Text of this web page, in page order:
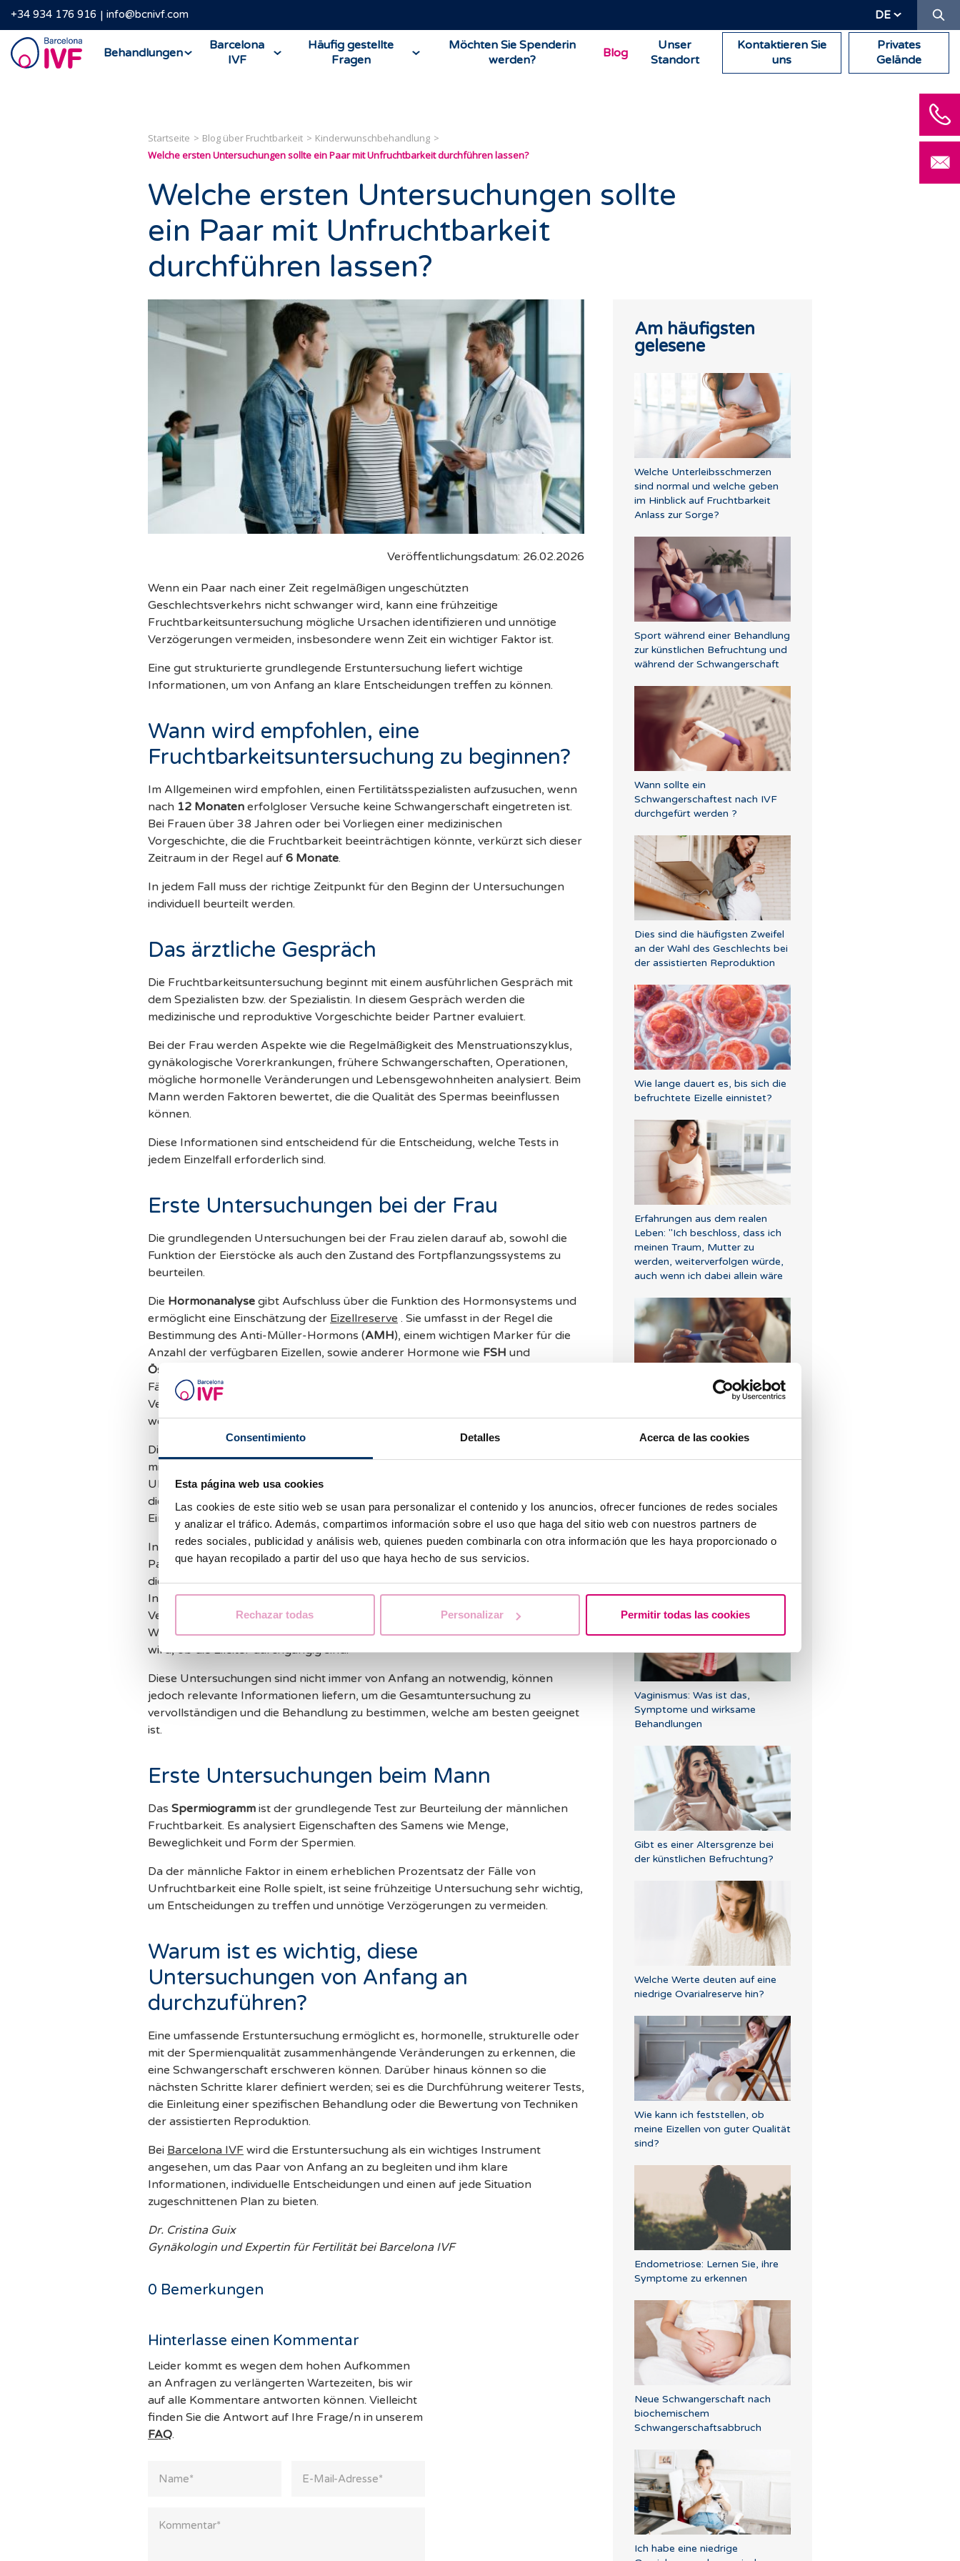
Consentimiento Detalles Acerca de las cookies
Esta página web usa cookies
Las cookies de este sitio web se usan para personalizar el contenido y los anuncios, ofrecer funciones de redes sociales
y analizar el tráfico. Además, compartimos información sobre el uso que haga del sitio web con nuestros partners de
redes sociales, publicidad y análisis web, quienes pueden combinarla con otra información que les haya proporcionado o
que hayan recopilado a partir del uso que haya hecho de sus servicios.
Rechazar todas Personalizar Permitir todas las cookies
+34 934 176 916 info@bcnivf.com DE
Barcelona
IVF
Behandlungen
Barcelona
IVF
Häufig gestellte
Fragen
Möchten Sie Spenderin
werden?
Blog
Unser
Standort
Kontaktieren Sie
uns
Privates
Gelände
Startseite Blog über Fruchtbarkeit
Kinderwunschbehandlung
Welche ersten Untersuchungen sollte ein Paar mit Unfruchtbarkeit durchführen lassen?
Welche ersten Untersuchungen sollte
ein Paar mit Unfruchtbarkeit
durchführen lassen?
Veröffentlichungsdatum: 26.02.2026
Wenn ein Paar nach einer Zeit regelmäßigen ungeschützten
Geschlechtsverkehrs nicht schwanger wird, kann eine frühzeitige
Fruchtbarkeitsuntersuchung mögliche Ursachen identifizieren und unnötige
Verzögerungen vermeiden, insbesondere wenn Zeit ein wichtiger Faktor ist.
Eine gut strukturierte grundlegende Erstuntersuchung liefert wichtige
Informationen, um von Anfang an klare Entscheidungen treffen zu können.
Wann wird empfohlen, eine
Fruchtbarkeitsuntersuchung zu beginnen?
Im Allgemeinen wird empfohlen, einen Fertilitätsspezialisten aufzusuchen, wenn
nach 12 Monaten erfolgloser Versuche keine Schwangerschaft eingetreten ist.
Bei Frauen über 38 Jahren oder bei Vorliegen einer medizinischen
Vorgeschichte, die die Fruchtbarkeit beeinträchtigen könnte, verkürzt sich dieser
Zeitraum in der Regel auf 6 Monate.
In jedem Fall muss der richtige Zeitpunkt für den Beginn der Untersuchungen
individuell beurteilt werden.
Das ärztliche Gespräch
Die Fruchtbarkeitsuntersuchung beginnt mit einem ausführlichen Gespräch mit
dem Spezialisten bzw. der Spezialistin. In diesem Gespräch werden die
medizinische und reproduktive Vorgeschichte beider Partner evaluiert.
Bei der Frau werden Aspekte wie die Regelmäßigkeit des Menstruationszyklus,
gynäkologische Vorerkrankungen, frühere Schwangerschaften, Operationen,
mögliche hormonelle Veränderungen und Lebensgewohnheiten analysiert. Beim
Mann werden Faktoren bewertet, die die Qualität des Spermas beeinflussen
können.
Diese Informationen sind entscheidend für die Entscheidung, welche Tests in
jedem Einzelfall erforderlich sind.
Erste Untersuchungen bei der Frau
Die grundlegenden Untersuchungen bei der Frau zielen darauf ab, sowohl die
Funktion der Eierstöcke als auch den Zustand des Fortpflanzungssystems zu
beurteilen.
Die Hormonanalyse gibt Aufschluss über die Funktion des Hormonsystems und
ermöglicht eine Einschätzung der Eizellreserve . Sie umfasst in der Regel die
Bestimmung des Anti-Müller-Hormons (AMH), einem wichtigen Marker für die
Anzahl der verfügbaren Eizellen, sowie anderer Hormone wie FSH und
Östradiol
Fällen werden auch
Veränderungen dieser Werte den Eisprung und die Fähigkeit, schwanger zu
werden, beeinflussen können.
Die
mit dem die Gebärmutter und die Eierstöcke untersucht werden. Mit diesem
Ultraschall lassen sich Veränderungen wie Myome oder Polypen erkennen und
die Anzahl der Antralfollikel bestimmen, eine wichtige Information für die
Einschätzung der Eizellreserve.
In einigen Fällen, und je nach den ersten Befunden bzw. der Vorgeschichte der
Patientin, können zusätzliche Untersuchungen anfallen, um die Gebärmutter und
die Eileiter genauer zu untersuchen. Dazu gehört dieHysteroskopie, mit der das
Innere der Gebärmutter sichtbar gemacht wird. Dadurch können mögliche
Veränderungen erkannt werden, welche die Einnistung beeinträchtigen könnten.
Weiters gibt es dieHyFoSy, eine Ultraschalluntersuchung, mit der überprüft
wird, ob die Eileiter durchgängig sind.
Diese Untersuchungen sind nicht immer von Anfang an notwendig, können
jedoch relevante Informationen liefern, um die Gesamtuntersuchung zu
vervollständigen und die Behandlung zu bestimmen, welche am besten geeignet
ist.
Erste Untersuchungen beim Mann
Das Spermiogramm ist der grundlegende Test zur Beurteilung der männlichen
Fruchtbarkeit. Es analysiert Eigenschaften des Samens wie Menge,
Beweglichkeit und Form der Spermien.
Da der männliche Faktor in einem erheblichen Prozentsatz der Fälle von
Unfruchtbarkeit eine Rolle spielt, ist seine frühzeitige Untersuchung sehr wichtig,
um Entscheidungen zu treffen und unnötige Verzögerungen zu vermeiden.
Warum ist es wichtig, diese
Untersuchungen von Anfang an
durchzuführen?
Eine umfassende Erstuntersuchung ermöglicht es, hormonelle, strukturelle oder
mit der Spermienqualität zusammenhängende Veränderungen zu erkennen, die
eine Schwangerschaft erschweren können. Darüber hinaus können so die
nächsten Schritte klarer definiert werden; sei es die Durchführung weiterer Tests,
die Einleitung einer spezifischen Behandlung oder die Bewertung von Techniken
der assistierten Reproduktion.
Bei Barcelona IVF
angesehen, um das Paar von Anfang an zu begleiten und ihm klare
Informationen, individuelle Entscheidungen und einen auf jede Situation
zugeschnittenen Plan zu bieten.
Dr. Cristina Guix
Gynäkologin und Expertin für Fertilität bei Barcelona IVF
0 Bemerkungen
Hinterlasse einen Kommentar
Leider kommt es wegen dem hohen Aufkommen
an Anfragen zu verlängerten Wartezeiten, bis wir
auf alle Kommentare antworten können. Vielleicht
finden Sie die Antwort auf Ihre Frage/n in unserem
FAQ.
Am häufigsten
gelesene
Welche Unterleibsschmerzen
sind normal und welche geben
im Hinblick auf Fruchtbarkeit
Anlass zur Sorge?
Sport während einer Behandlung
zur künstlichen Befruchtung und
während der Schwangerschaft
Wann sollte ein
Schwangerschaftest nach IVF
durchgefürt werden ?
Dies sind die häufigsten Zweifel
an der Wahl des Geschlechts bei
der assistierten Reproduktion
Wie lange dauert es, bis sich die
befruchtete Eizelle einnistet?
Erfahrungen aus dem realen
Leben: "Ich beschloss, dass ich
meinen Traum, Mutter zu
werden, weiterverfolgen würde,
auch wenn ich dabei allein wäre
Was tun bei einer
Schwangerschaftstest?
Vaginismus: Was ist das,
Symptome und wirksame
Behandlungen
Gibt es einer Altersgrenze bei
der künstlichen Befruchtung?
Welche Werte deuten auf eine
niedrige Ovarialreserve hin?
Wie kann ich feststellen, ob
meine Eizellen von guter Qualität
sind?
Endometriose: Lernen Sie, ihre
Symptome zu erkennen
Neue Schwangerschaft nach
biochemischem
Schwangerschaftsabbruch
Ich habe eine niedrige